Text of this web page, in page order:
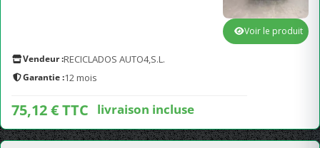
Vendeur :RECICLADOS AUTO4,S.L.
Garantie :12 mois
75,12 € TTC livraison incluse
Voir le produit